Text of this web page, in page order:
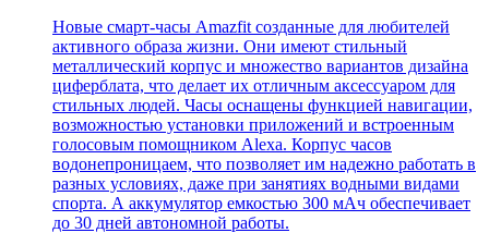
Новые смарт-часы Amazfit созданные для любителей
активного образа жизни. Они имеют стильный
металлический корпус и множество вариантов дизайна
циферблата, что делает их отличным аксессуаром для
стильных людей. Часы оснащены функцией навигации,
возможностью установки приложений и встроенным
голосовым помощником Alexa. Корпус часов
водонепроницаем, что позволяет им надежно работать в
разных условиях, даже при занятиях водными видами
спорта. А аккумулятор емкостью 300 мАч обеспечивает
до 30 дней автономной работы.